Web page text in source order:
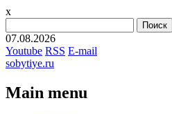
x
07.08.2026
Youtube RSS E-mail
sobytiye.ru
Main menu